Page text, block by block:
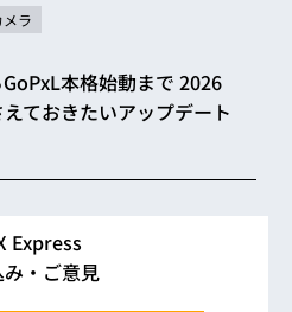
メラ
本格始動まで 2026
ておきたいアップデート
Express
・ご意見